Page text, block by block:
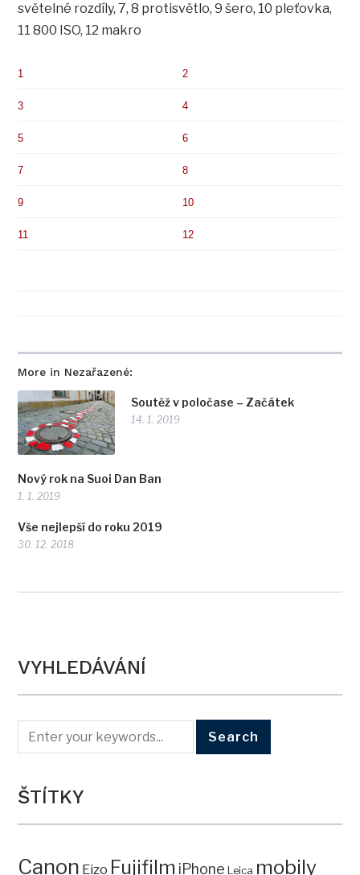
More in Nezařazené:
Soutěž v poločase – Začátek
14. 1. 2019
Nový rok na Suoi Dan Ban
1. 1. 2019
Vše nejlepší do roku 2019
30. 12. 2018
světelné rozdíly, 7, 8 protisvětlo, 9 šero, 10 pleťovka,
11 800 ISO, 12 makro
1 2
3 4
5 6
7 8
9 10
11 12
VYHLEDÁVÁNÍ
ŠTÍTKY
Canon Eizo Fujifilm iPhone Leica mobily